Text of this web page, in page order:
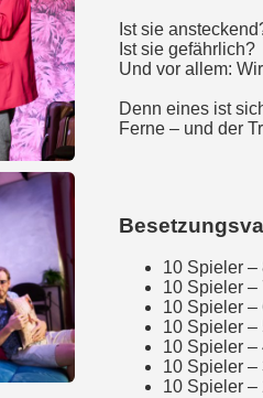
Ist sie
Ist sie gefährlich?
Und vor allem:
Denn eines ist
Ferne – und der
10 Spieler –
10 Spieler –
10 Spieler –
10 Spieler –
10 Spieler –
10 Spieler –
10 Spieler –